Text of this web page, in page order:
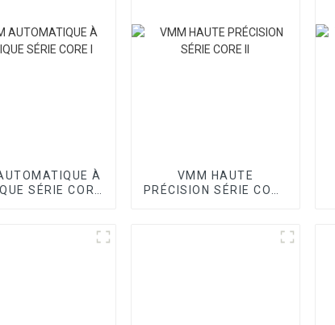
À
SÉRIE CORE
VMM HAUTE
PRÉCISION SÉRIE CORE